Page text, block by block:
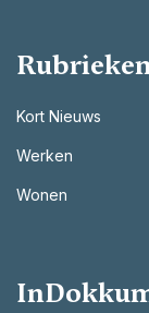
Kort Nieuws
Werken
Wonen